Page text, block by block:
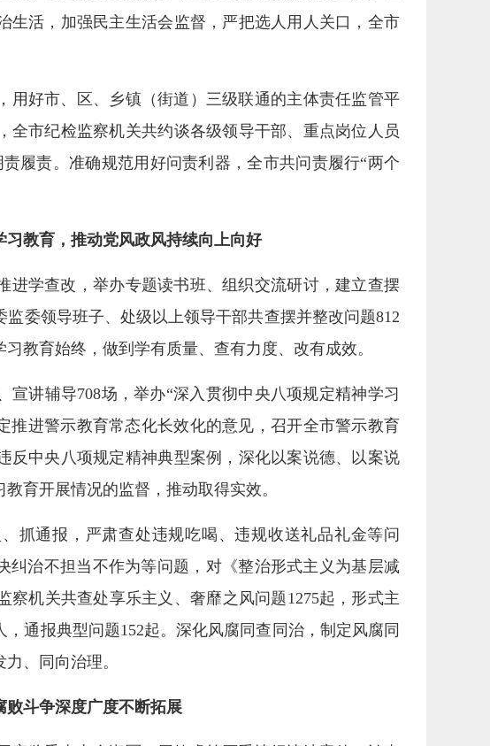
生活，加强民主生活会监督，严把选人用人关口，全市
用好市、区、乡镇（街道）三级联通的主体责任监管平
全市纪检监察机关共约谈各级领导干部、重点岗位人员
履责。准确规范用好问责利器，全市共问责履行“两个
习教育，推动党风政风持续向上向好
进学查改，举办专题读书班、组织交流研讨，建立查摆
委领导班子、处级以上领导干部共查摆并整改问题812
教育始终，做到学有质量、查有力度、改有成效。
讲辅导708场，举办“深入贯彻中央八项规定精神学习
推进警示教育常态化长效化的意见，召开全市警示教育
反中央八项规定精神典型案例，深化以案说德、以案说
育开展情况的监督，推动取得实效。
抓通报，严肃查处违规吃喝、违规收送礼品礼金等问
纠治不担当不作为等问题，对《整治形式主义为基层减
机关共查处享乐主义、奢靡之风问题1275起，形式主
通报典型问题152起。深化风腐同查同治，制定风腐同
、同向治理。
败斗争深度广度不断拓展